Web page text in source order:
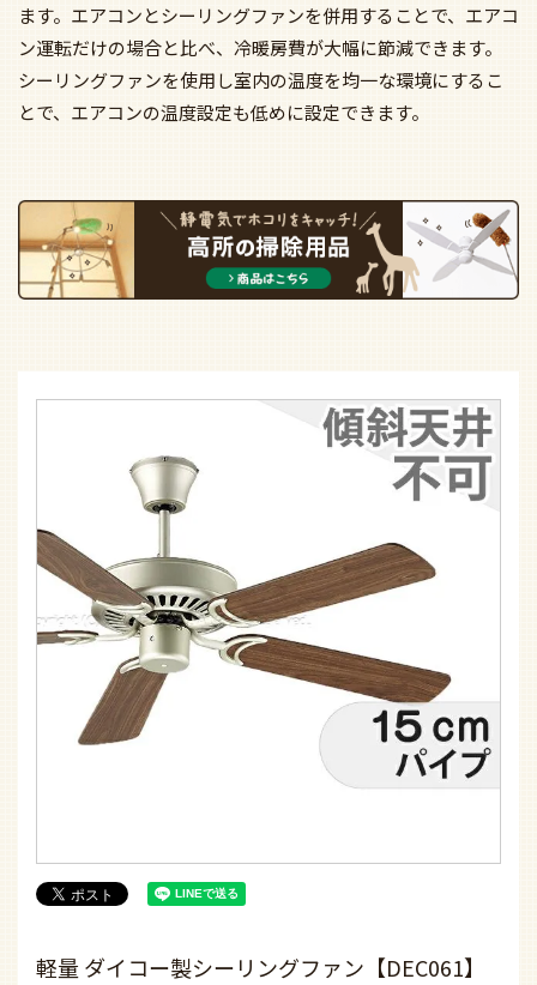
ます。エアコンとシーリングファンを併用することで、エアコ
ン運転だけの場合と比べ、冷暖房費が大幅に節減できます。
シーリングファンを使用し室内の温度を均一な環境にするこ
とで、エアコンの温度設定も低めに設定できます。
軽量 ダイコー製シーリングファン【DEC061】